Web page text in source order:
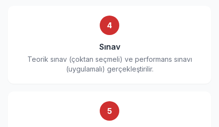
4
Sınav
Teorik sınav (çoktan seçmeli) ve performans sınavı
(uygulamalı) gerçekleştirilir.
5